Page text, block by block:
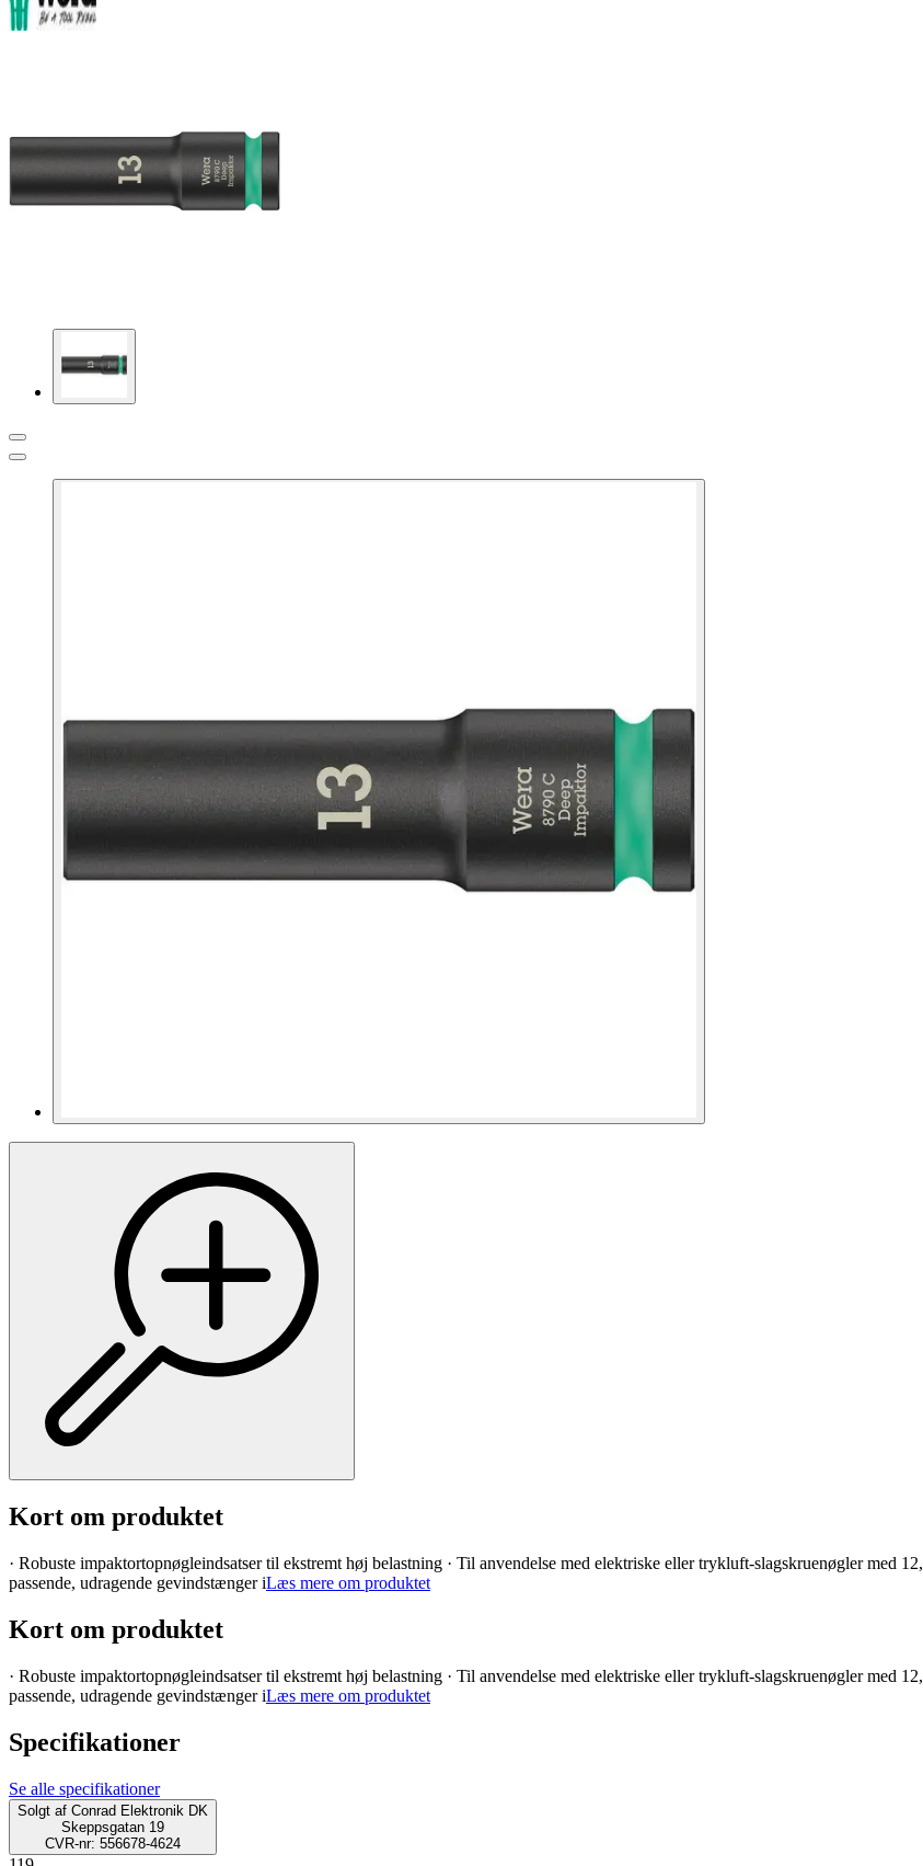
Kort om produktet
· Robuste impaktortopnøgleindsatser til ekstremt høj belastning · Til anvendelse med elektriske eller trykluft-slagskruenøgler med
passende, udragende gevindstænger iLæs mere om produktet
Kort om produktet
· Robuste impaktortopnøgleindsatser til ekstremt høj belastning · Til anvendelse med elektriske eller trykluft-slagskruenøgler med
passende, udragende gevindstænger iLæs mere om produktet
Specifikationer
Se alle specifikationer
Solgt af Conrad Elektronik DK
Skeppsgatan 19
CVR-nr: 556678-4624